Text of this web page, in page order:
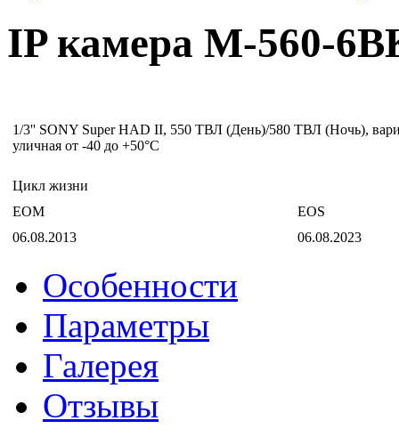
IP камера M-560-
1/3'' SONY Super HAD II, 550 ТВЛ (День)/580 ТВЛ (Ночь),
уличная от -40 до +50°С
Цикл жизни
EOM
EOS
06.08.2013
06.08.2023
Особенности
Параметры
Галерея
Отзывы